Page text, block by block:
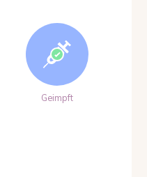
Geimpft